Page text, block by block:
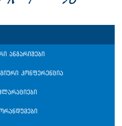
ანგარიშები
კონფერენცია